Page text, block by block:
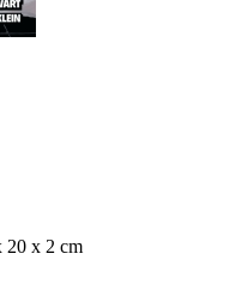
20 x 2 cm